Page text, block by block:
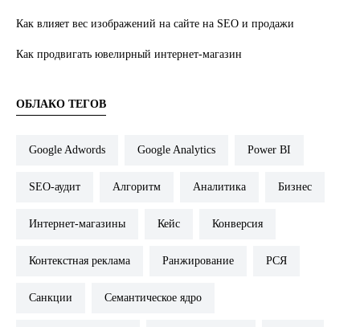
Как влияет вес изображений на сайте на SEO и продажи
Как продвигать ювелирный интернет-магазин
ОБЛАКО ТЕГОВ
Google Adwords Google Analytics Power BI
SEO-аудит Алгоритм Аналитика Бизнес
Интернет-магазины Кейс Конверсия
Контекстная реклама Ранжирование РСЯ
Санкции Семантическое ядро